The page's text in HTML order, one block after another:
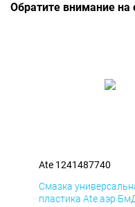
Обратите внимание
Ate 1241487740
Смазка
пластика Ate аэр